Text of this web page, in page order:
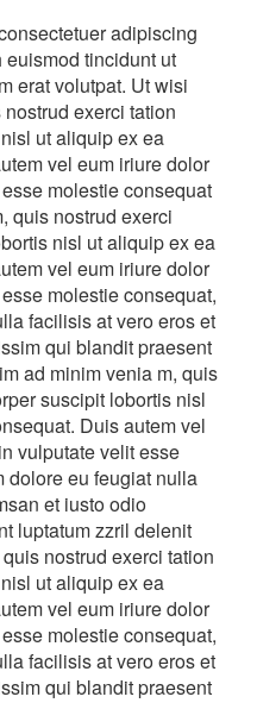
adipiscing
tincidunt ut
erat volutpat. Ut wisi
exerci tation
ut aliquip ex ea
vel eum iriure dolor
molestie consequat
quis nostrud exerci
nisl ut aliquip ex ea
vel eum iriure dolor
molestie consequat,
facilisis at vero eros et
qui blandit praesent
ad minim venia m, quis
suscipit lobortis nisl
Duis autem vel
vulputate velit esse
dolore eu feugiat nulla
et iusto odio
luptatum zzril delenit
nostrud exerci tation
ut aliquip ex ea
vel eum iriure dolor
molestie consequat,
facilisis at vero eros et
qui blandit praesent